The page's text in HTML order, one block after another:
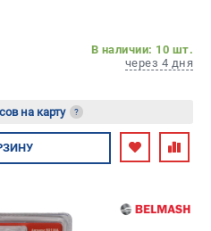
В наличии: 10 шт.
через 4 дня
на карту ?